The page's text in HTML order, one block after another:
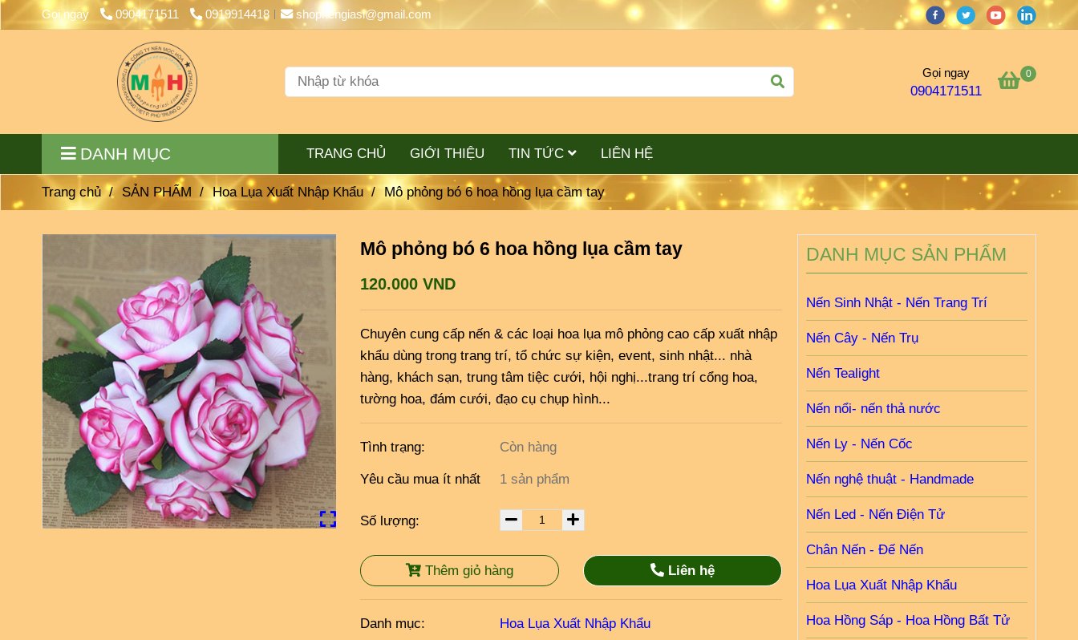
Gọi ngay 0904171511 0919914418 shopnengiasi@gmail.com
Gọi ngay
0904171511
0
DANH MỤC TRANG CHỦ GIỚI THIỆU TIN TỨC LIÊN HỆ
Trang chủ / SẢN PHẨM / Hoa Lụa Xuất Nhập Khẩu / Mô phỏng bó 6 hoa hồng lụa cầm tay
Mô phỏng bó 6 hoa hồng lụa cầm tay
120.000 VND
Chuyên cung cấp nến & các loại hoa lụa mô phỏng cao cấp xuất nhập
khẩu dùng trong trang trí, tổ chức sự kiện, event, sinh nhật... nhà
hàng, khách sạn, trung tâm tiệc cưới, hội nghị...trang trí cổng hoa,
tường hoa, đám cưới, đạo cụ chụp hình...
Tình trạng: Còn hàng
Yêu cầu mua ít nhất 1 sản phẩm
Số lượng:
Thêm giỏ hàng Liên hệ
Danh mục: Hoa Lụa Xuất Nhập Khẩu
DANH MỤC SẢN PHẨM
Nến Sinh Nhật - Nến Trang Trí
Nến Cây - Nến Trụ
Nến Tealight
Nến nổi- nến thả nước
Nến Ly - Nến Cốc
Nến nghệ thuật - Handmade
Nến Led - Nến Điện Tử
Chân Nến - Đế Nến
Hoa Lụa Xuất Nhập Khẩu
Hoa Hồng Sáp - Hoa Hồng Bất Tử